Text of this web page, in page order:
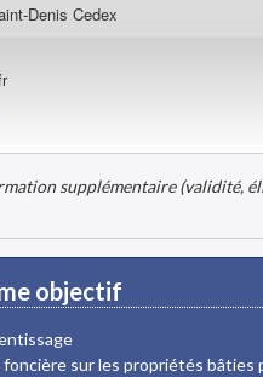
Denis Cedex
supplémentaire (validité,
objectif
sur les propriétés bâties